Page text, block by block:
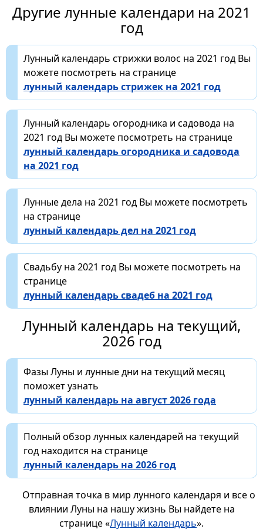
Другие лунные календари на 2021
год
Лунный календарь стрижки волос на 2021 год Вы
можете посмотреть на странице
лунный календарь стрижек на 2021 год
Лунный календарь огородника и садовода на
2021 год Вы можете посмотреть на странице
лунный календарь огородника и садовода
на 2021 год
Лунные дела на 2021 год Вы можете посмотреть
на странице
лунный календарь дел на 2021 год
Свадьбу на 2021 год Вы можете посмотреть на
странице
лунный календарь свадеб на 2021 год
Лунный календарь на текущий,
2026 год
Фазы Луны и лунные дни на текущий месяц
поможет узнать
лунный календарь на август 2026 года
Полный обзор лунных календарей на текущий
год находится на странице
лунный календарь на 2026 год
Отправная точка в мир лунного календаря и все о
влиянии Луны на нашу жизнь Вы найдете на
странице «Лунный календарь».